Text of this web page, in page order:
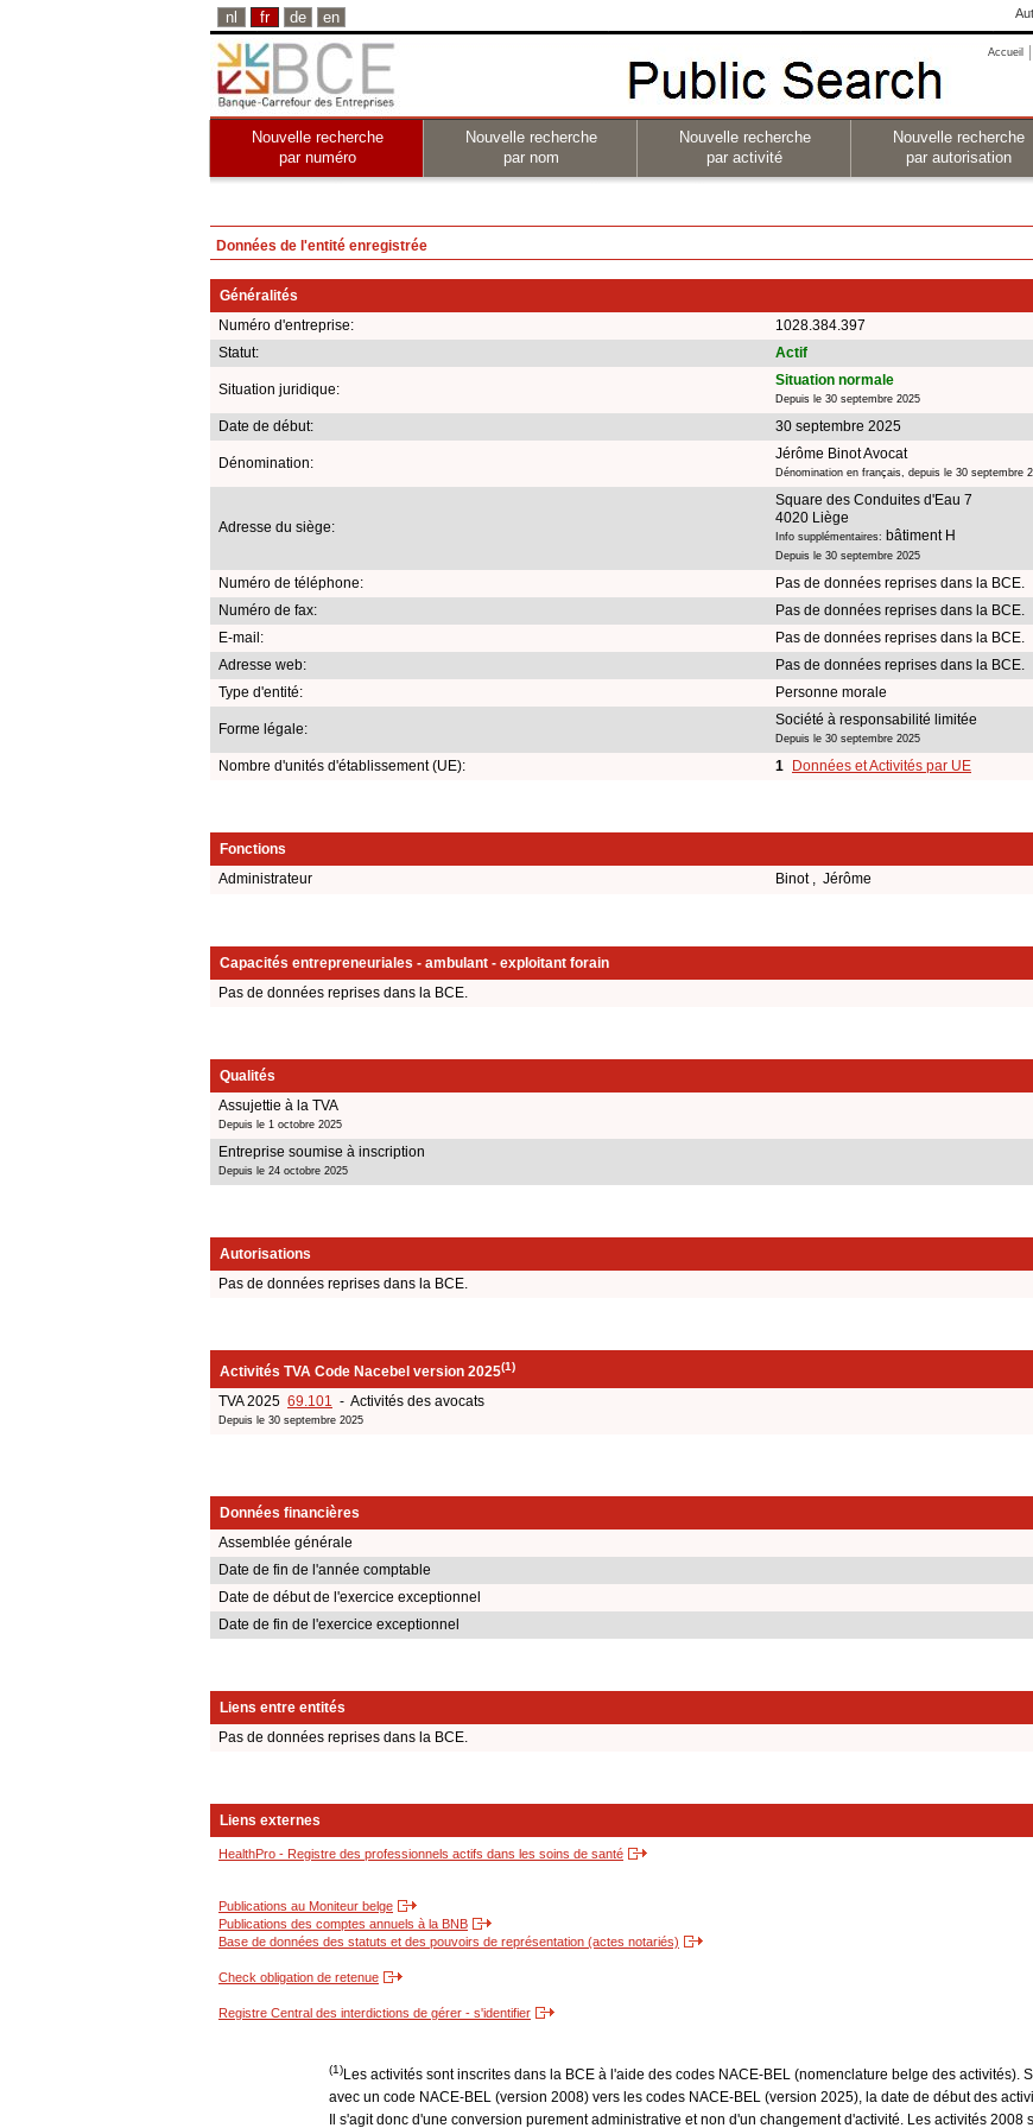
nl fr de en
Accueil
Nouvelle recherche
par numéro
Nouvelle recherche
par nom
Nouvelle recherche
par activité
Nouvelle recherche
par autorisation
Données de l'entité enregistrée
Généralités
Numéro d'entreprise:
1028.384.397
Statut:
Actif
Situation juridique:
Situation normale
Depuis le 30 septembre 2025
Date de début: 30 septembre 2025
Dénomination:
Jérôme Binot Avocat
Dénomination en français, depuis le 30 septembre
Adresse du siège:
Square des Conduites d'Eau 7
4020 Liège
Info supplémentaires: bâtiment H
Depuis le 30 septembre 2025
Numéro de téléphone:
Pas de données reprises dans la BCE.
Numéro de fax:
Pas de données reprises dans la BCE.
E-mail:
Pas de données reprises dans la BCE.
Adresse web:
Pas de données reprises dans la BCE.
Type d'entité:
Personne morale
Forme légale:
Société à responsabilité limitée
Depuis le 30 septembre 2025
Nombre d'unités d'établissement (UE): 1 Données et Activités par UE
Fonctions
Administrateur
Binot , Jérôme
Capacités entrepreneuriales - ambulant - exploitant forain
Pas de données reprises dans la BCE.
Qualités
Assujettie à la TVA
Depuis le 1 octobre 2025
Entreprise soumise à inscription
Depuis le 24 octobre 2025
Autorisations
Pas de données reprises dans la BCE.
Activités TVA Code Nacebel version 2025(1)
TVA 2025 69.101 - Activités des avocats
Depuis le 30 septembre 2025
Données financières
Assemblée générale
Date de fin de l'année comptable
Date de début de l'exercice exceptionnel
Date de fin de l'exercice exceptionnel
Liens entre entités
Pas de données reprises dans la BCE.
Liens externes
HealthPro - Registre des professionnels actifs dans les soins de santé
Publications au Moniteur belge
Publications des comptes annuels à la BNB
Base de données des statuts et des pouvoirs de représentation (actes notariés)
Check obligation de retenue
Registre Central des interdictions de gérer - s'identifier
(1)Les activités sont inscrites dans la BCE à l'aide des codes NACE-BEL (nomenclature belge des activités).
avec un code NACE-BEL (version 2008) vers les codes NACE-BEL (version 2025), la date de début des
Il s'agit donc d'une conversion purement administrative et non d'un changement d'activité. Les activités 2008